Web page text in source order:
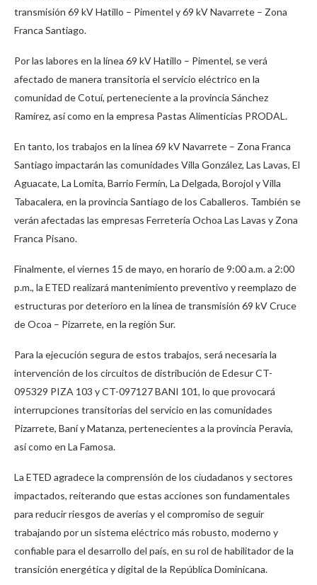
transmisión 69 kV Hatillo – Pimentel y 69 kV Navarrete – Zona
Franca Santiago.
Por las labores en la línea 69 kV Hatillo – Pimentel, se verá
afectado de manera transitoria el servicio eléctrico en la
comunidad de Cotuí, perteneciente a la provincia Sánchez
Ramírez, así como en la empresa Pastas Alimenticias PRODAL.
En tanto, los trabajos en la línea 69 kV Navarrete – Zona Franca
Santiago impactarán las comunidades Villa González, Las Lavas, El
Aguacate, La Lomita, Barrio Fermín, La Delgada, Borojol y Villa
Tabacalera, en la provincia Santiago de los Caballeros. También se
verán afectadas las empresas Ferretería Ochoa Las Lavas y Zona
Franca Pisano.
Finalmente, el viernes 15 de mayo, en horario de 9:00 a.m. a 2:00
p.m., la ETED realizará mantenimiento preventivo y reemplazo de
estructuras por deterioro en la línea de transmisión 69 kV Cruce
de Ocoa – Pizarrete, en la región Sur.
Para la ejecución segura de estos trabajos, será necesaria la
intervención de los circuitos de distribución de Edesur CT-
095329 PIZA 103 y CT-097127 BANI 101, lo que provocará
interrupciones transitorias del servicio en las comunidades
Pizarrete, Baní y Matanza, pertenecientes a la provincia Peravia,
así como en La Famosa.
La ETED agradece la comprensión de los ciudadanos y sectores
impactados, reiterando que estas acciones son fundamentales
para reducir riesgos de averías y el compromiso de seguir
trabajando por un sistema eléctrico más robusto, moderno y
confiable para el desarrollo del país, en su rol de habilitador de la
transición energética y digital de la República Dominicana.